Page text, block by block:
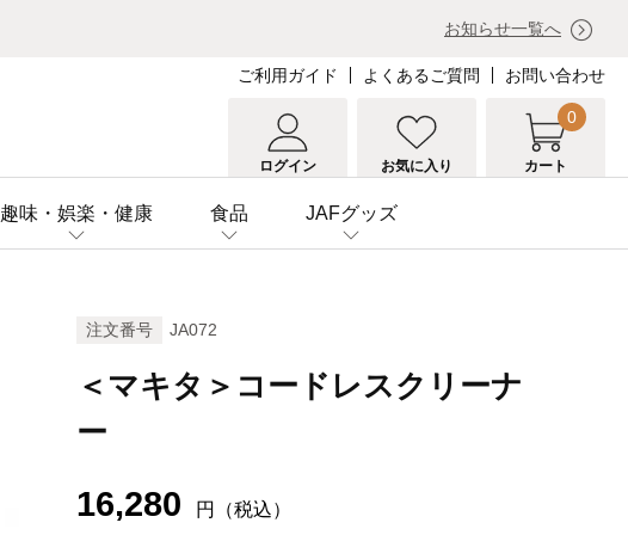
ご利用ガイド よくあるご質問 お問い合わせ
ログイン お気に入り
0
カート
趣味・娯楽・健康 食品 JAFグッズ
お知らせ一覧へ
注文番号 JA072
＜マキタ＞コードレスクリーナ
ー
16,280 円（税込）